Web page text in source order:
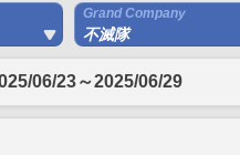
Grand Company
不滅隊
06/23～2025/06/29